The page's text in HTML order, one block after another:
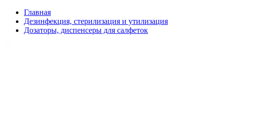
Главная
Дезинфекция, стерилизация и утилизация
Дозаторы, диспенсеры для салфеток